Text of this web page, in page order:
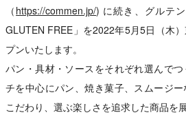
（ https://commen.jp/) に続き、グルテ
GLUTEN FREE」を2022年5月5日（木
プンいたします。
パン・具材・ソースをそれぞれ選んで
チを中心にパン、焼き菓子、スムージ
こだわり、選ぶ楽しさを追求した商品を